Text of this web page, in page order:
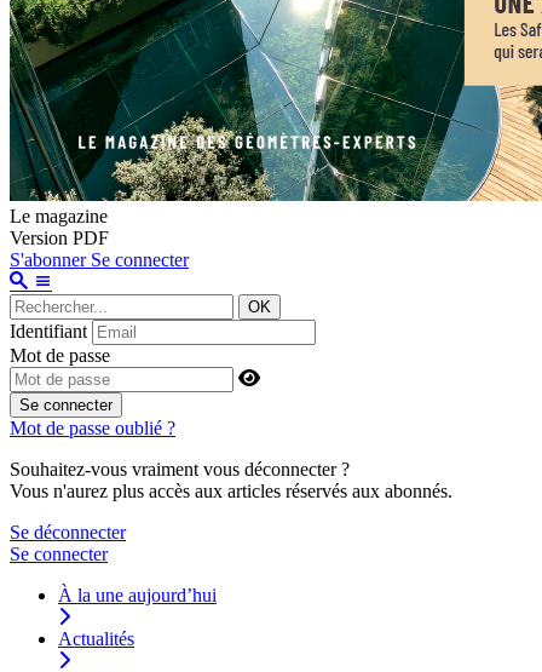
Le magazine
Version PDF
S'abonner Se connecter
OK
Identifiant
Mot de passe
Se connecter
Mot de passe oublié ?
Souhaitez-vous vraiment vous déconnecter ?
Vous n'aurez plus accès aux articles réservés aux abonnés.
Se déconnecter
Se connecter
À la une aujourd’hui
Actualités